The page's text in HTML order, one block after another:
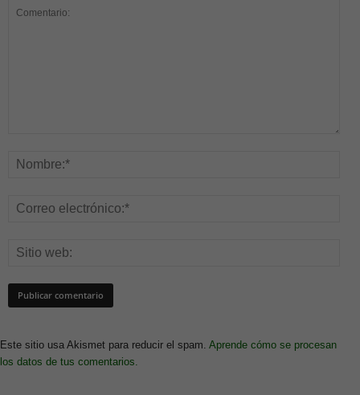
Este sitio usa Akismet para reducir el spam. Aprende cómo se procesan
los datos de tus comentarios.